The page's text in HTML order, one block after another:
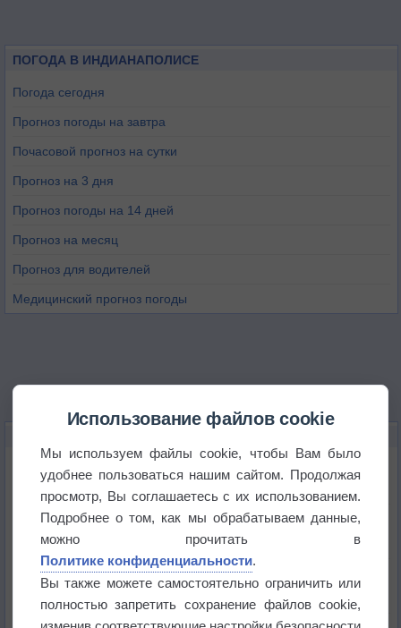
ПОГОДА В ИНДИАНАПОЛИСЕ
Погода сегодня
Прогноз погоды на завтра
Почасовой прогноз на сутки
Прогноз на 3 дня
Прогноз погоды на 14 дней
Прогноз на месяц
Прогноз для водителей
Медицинский прогноз погоды
Космическая погода влияет на транспорт
Приложение построит маршрут через тень
Атмосфера начала замерзать
Использование файлов cookie
Мы используем файлы cookie, чтобы Вам было
удобнее пользоваться нашим сайтом. Продолжая
просмотр, Вы соглашаетесь с их использованием.
Подробнее о том, как мы обрабатываем данные,
можно прочитать в
Политике конфиденциальности.
Вы также можете самостоятельно ограничить или
полностью запретить сохранение файлов cookie,